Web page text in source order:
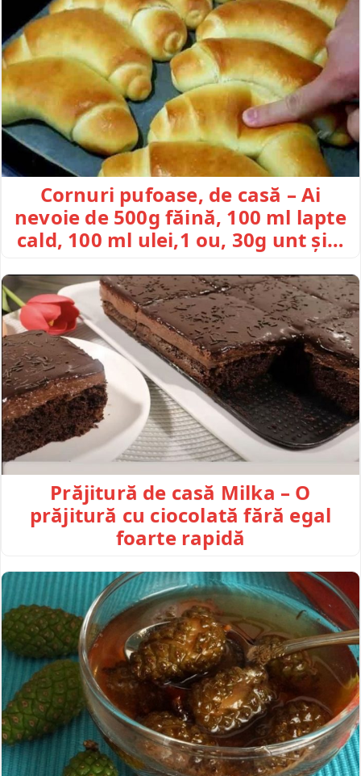
Cornuri pufoase, de casă – Ai
nevoie de 500g făină, 100 ml lapte
cald, 100 ml ulei,1 ou, 30g unt și…
Prăjitură de casă Milka – O
prăjitură cu ciocolată fără egal
foarte rapidă